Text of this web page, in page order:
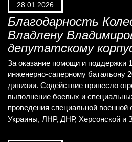
28.01.2026
Благодарность
Владлену
депутатскому
За оказание помощи и поддержки
инженерно-саперному батальону
дивизии. Содействие принесло
выполнение боевых и
проведения специальной военной
Украины, ЛНР, ДНР, Херсонской и